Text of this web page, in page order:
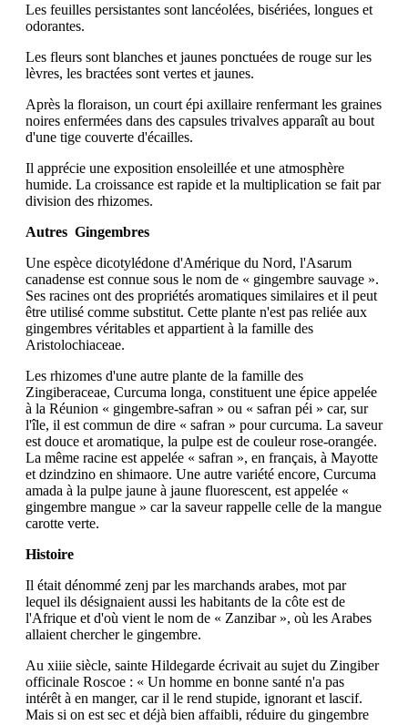
Les feuilles persistantes sont lancéolées, bisériées, longues et
odorantes.
Les fleurs sont blanches et jaunes ponctuées de rouge sur les
lèvres, les bractées sont vertes et jaunes.
Après la floraison, un court épi axillaire renfermant les graines
noires enfermées dans des capsules trivalves apparaît au bout
d'une tige couverte d'écailles.
Il apprécie une exposition ensoleillée et une atmosphère
humide. La croissance est rapide et la multiplication se fait par
division des rhizomes.
Autres Gingembres
Une espèce dicotylédone d'Amérique du Nord, l'Asarum
canadense est connue sous le nom de « gingembre sauvage ».
Ses racines ont des propriétés aromatiques similaires et il peut
être utilisé comme substitut. Cette plante n'est pas reliée aux
gingembres véritables et appartient à la famille des
Aristolochiaceae.
Les rhizomes d'une autre plante de la famille des
Zingiberaceae, Curcuma longa, constituent une épice appelée
à la Réunion « gingembre-safran » ou « safran péi » car, sur
l'île, il est commun de dire « safran » pour curcuma. La saveur
est douce et aromatique, la pulpe est de couleur rose-orangée.
La même racine est appelée « safran », en français, à Mayotte
et dzindzino en shimaore. Une autre variété encore, Curcuma
amada à la pulpe jaune à jaune fluorescent, est appelée «
gingembre mangue » car la saveur rappelle celle de la mangue
carotte verte.
Histoire
Il était dénommé zenj par les marchands arabes, mot par
lequel ils désignaient aussi les habitants de la côte est de
l'Afrique et d'où vient le nom de « Zanzibar », où les Arabes
allaient chercher le gingembre.
Au xiiie siècle, sainte Hildegarde écrivait au sujet du Zingiber
officinale Roscoe : « Un homme en bonne santé n'a pas
intérêt à en manger, car il le rend stupide, ignorant et lascif.
Mais si on est sec et déjà bien affaibli, réduire du gingembre